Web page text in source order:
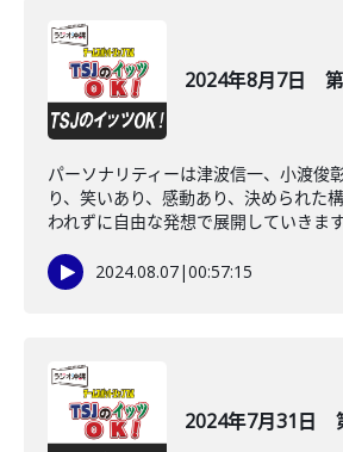
2024年8月7日
パーソナリティーは津波信一、小渡俊
り、笑いあり、感動あり、決められた
われずに自由な発想で展開していきます
2024.08.07|00:57:15
2024年7月31日